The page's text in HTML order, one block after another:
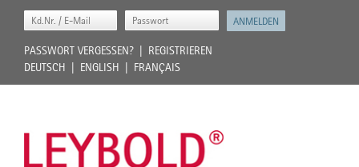
PASSWORT VERGESSEN?
REGISTRIEREN
DEUTSCH
ENGLISH FRANÇAIS